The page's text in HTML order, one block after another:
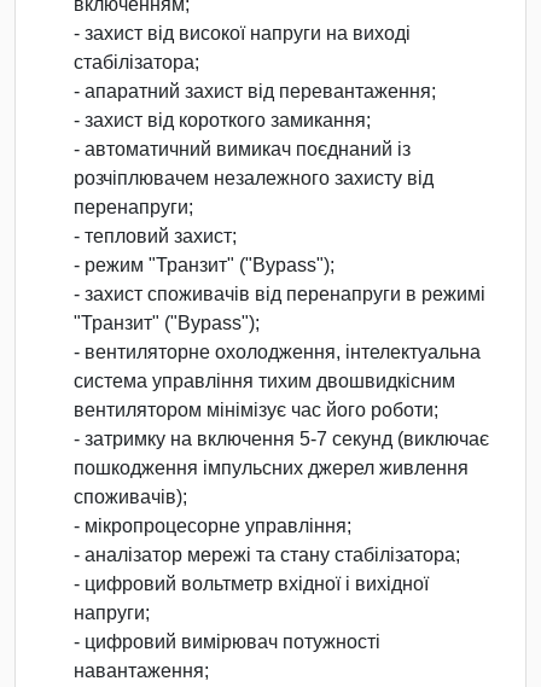
- захист від високої напруги на виході
стабілізатора;
- апаратний захист від перевантаження;
- захист від короткого замикання;
- автоматичний вимикач поєднаний із
розчіплювачем незалежного захисту від
перенапруги;
- тепловий захист;
- режим "Транзит" ("Bypass");
- захист споживачів від перенапруги в режимі
"Транзит" ("Bypass");
- вентиляторне охолодження, інтелектуальна
система управління тихим двошвидкісним
вентилятором мінімізує час його роботи;
- затримку на включення 5-7 секунд (виключає
пошкодження імпульсних джерел живлення
споживачів);
- мікропроцесорне управління;
- аналізатор мережі та стану стабілізатора;
- цифровий вольтметр вхідної і вихідної
напруги;
- цифровий вимірювач потужності
навантаження;